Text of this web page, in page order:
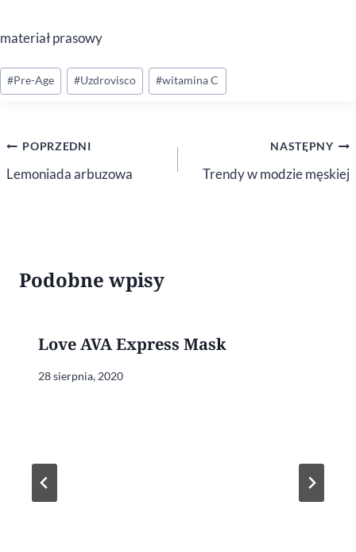
materiał prasowy
Tagi
wpisu:
#Pre-Age #Uzdrovisco #witamina C
Nawigacja
wpisu
POPRZEDNI
Lemoniada arbuzowa
NASTĘPNY
Trendy w modzie męskiej
Podobne wpisy
Love AVA Express Mask
28 sierpnia, 2020